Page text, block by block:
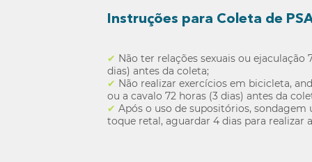
Instruções para Coleta de
✔ Não ter relações sexuais ou ejaculação
dias) antes da coleta;
✔ Não realizar exercícios em bicicleta,
ou a cavalo 72 horas (3 dias) antes da
✔ Após o uso de supositórios, sondagem
toque retal, aguardar 4 dias para realizar